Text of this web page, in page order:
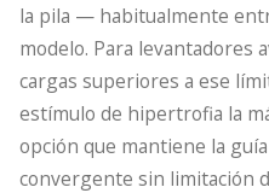
la pila — habitualmente
modelo. Para levantadores
cargas superiores a ese
estímulo de hipertrofia la
opción que mantiene la
convergente sin limitación